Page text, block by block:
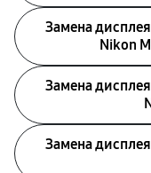
Замена
Nikon
Замена
Замена